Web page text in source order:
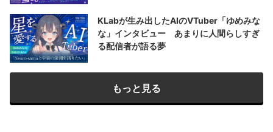
KLabが生み出したAIのVTuber「ゆめみな
な」インタビュー あまりに人間らしすぎ
る配信者が語る夢
もっと見る